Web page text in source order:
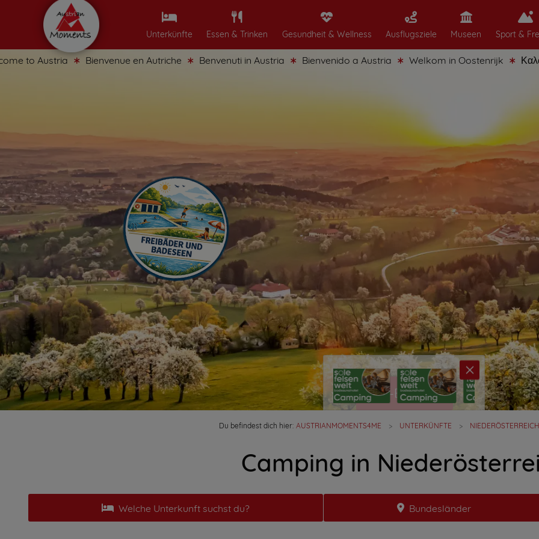
Unterkünfte Essen & Trinken Gesundheit & Wellness Ausflugsziele Museen Sport &
Bienvenue en Autriche Benvenuti in Austria Bienvenido a Austria Welkom in Oostenrijk Καλώς
Top-Betriebe
×
Du befindest dich hier: AUSTRIANMOMENTS4ME UNTERKÜNFTE NIEDERÖSTERREICH
Camping in
Welche Unterkunft suchst du? Bundesländer